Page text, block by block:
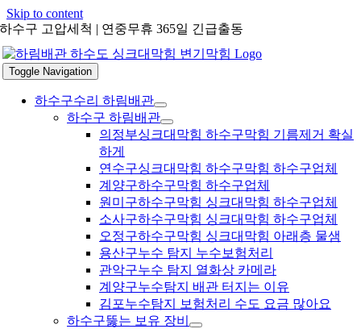
Skip to content
하수구 고압세척 | 연중무휴 365일 긴급출동
Toggle Navigation
하수구수리 하림배관
하수구 하림배관
의정부싱크대막힘 하수구막힘 기름제거 확실
하게
연수구싱크대막힘 하수구막힘 하수구업체
계양구하수구막힘 하수구업체
원미구하수구막힘 싱크대막힘 하수구업체
소사구하수구막힘 싱크대막힘 하수구업체
오정구하수구막힘 싱크대막힘 아래층 물샘
용산구누수 탐지 누수보험처리
관악구누수 탐지 열화상 카메라
계양구누수탐지 배관 터지는 이유
김포누수탐지 보험처리 수도 요금 많아요
하수구뚫는 보유 장비